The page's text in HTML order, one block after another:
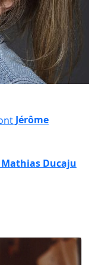
Jérôme
Mathias Ducaju